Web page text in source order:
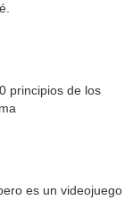
principios de los
es un videojuego